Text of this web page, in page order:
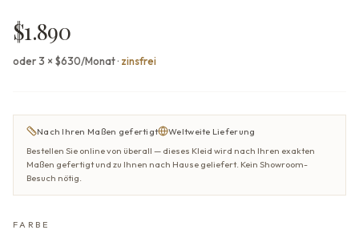
$1.890
oder 3 × $630/Monat· zinsfrei
Nach Ihren Maßen gefertigt
Weltweite Lieferung
Bestellen Sie online von überall — dieses Kleid wird nach Ihren exakten
Maßen gefertigt und zu Ihnen nach Hause geliefert. Kein Showroom-
Besuch nötig.
FARBE